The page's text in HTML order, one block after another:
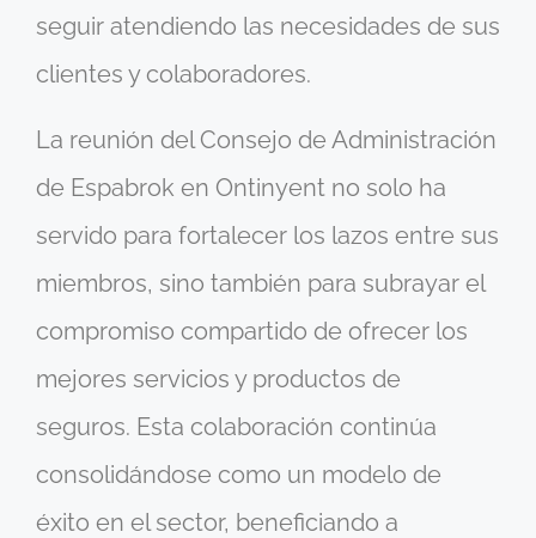
seguir atendiendo las necesidades de sus
clientes y colaboradores.
La reunión del Consejo de Administración
de Espabrok en Ontinyent no solo ha
servido para fortalecer los lazos entre sus
miembros, sino también para subrayar el
compromiso compartido de ofrecer los
mejores servicios y productos de
seguros. Esta colaboración continúa
consolidándose como un modelo de
éxito en el sector, beneficiando a